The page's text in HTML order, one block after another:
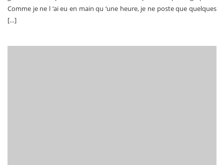
Comme je ne l ‘ai eu en main qu ‘une heure, je ne poste que quelques
[…]